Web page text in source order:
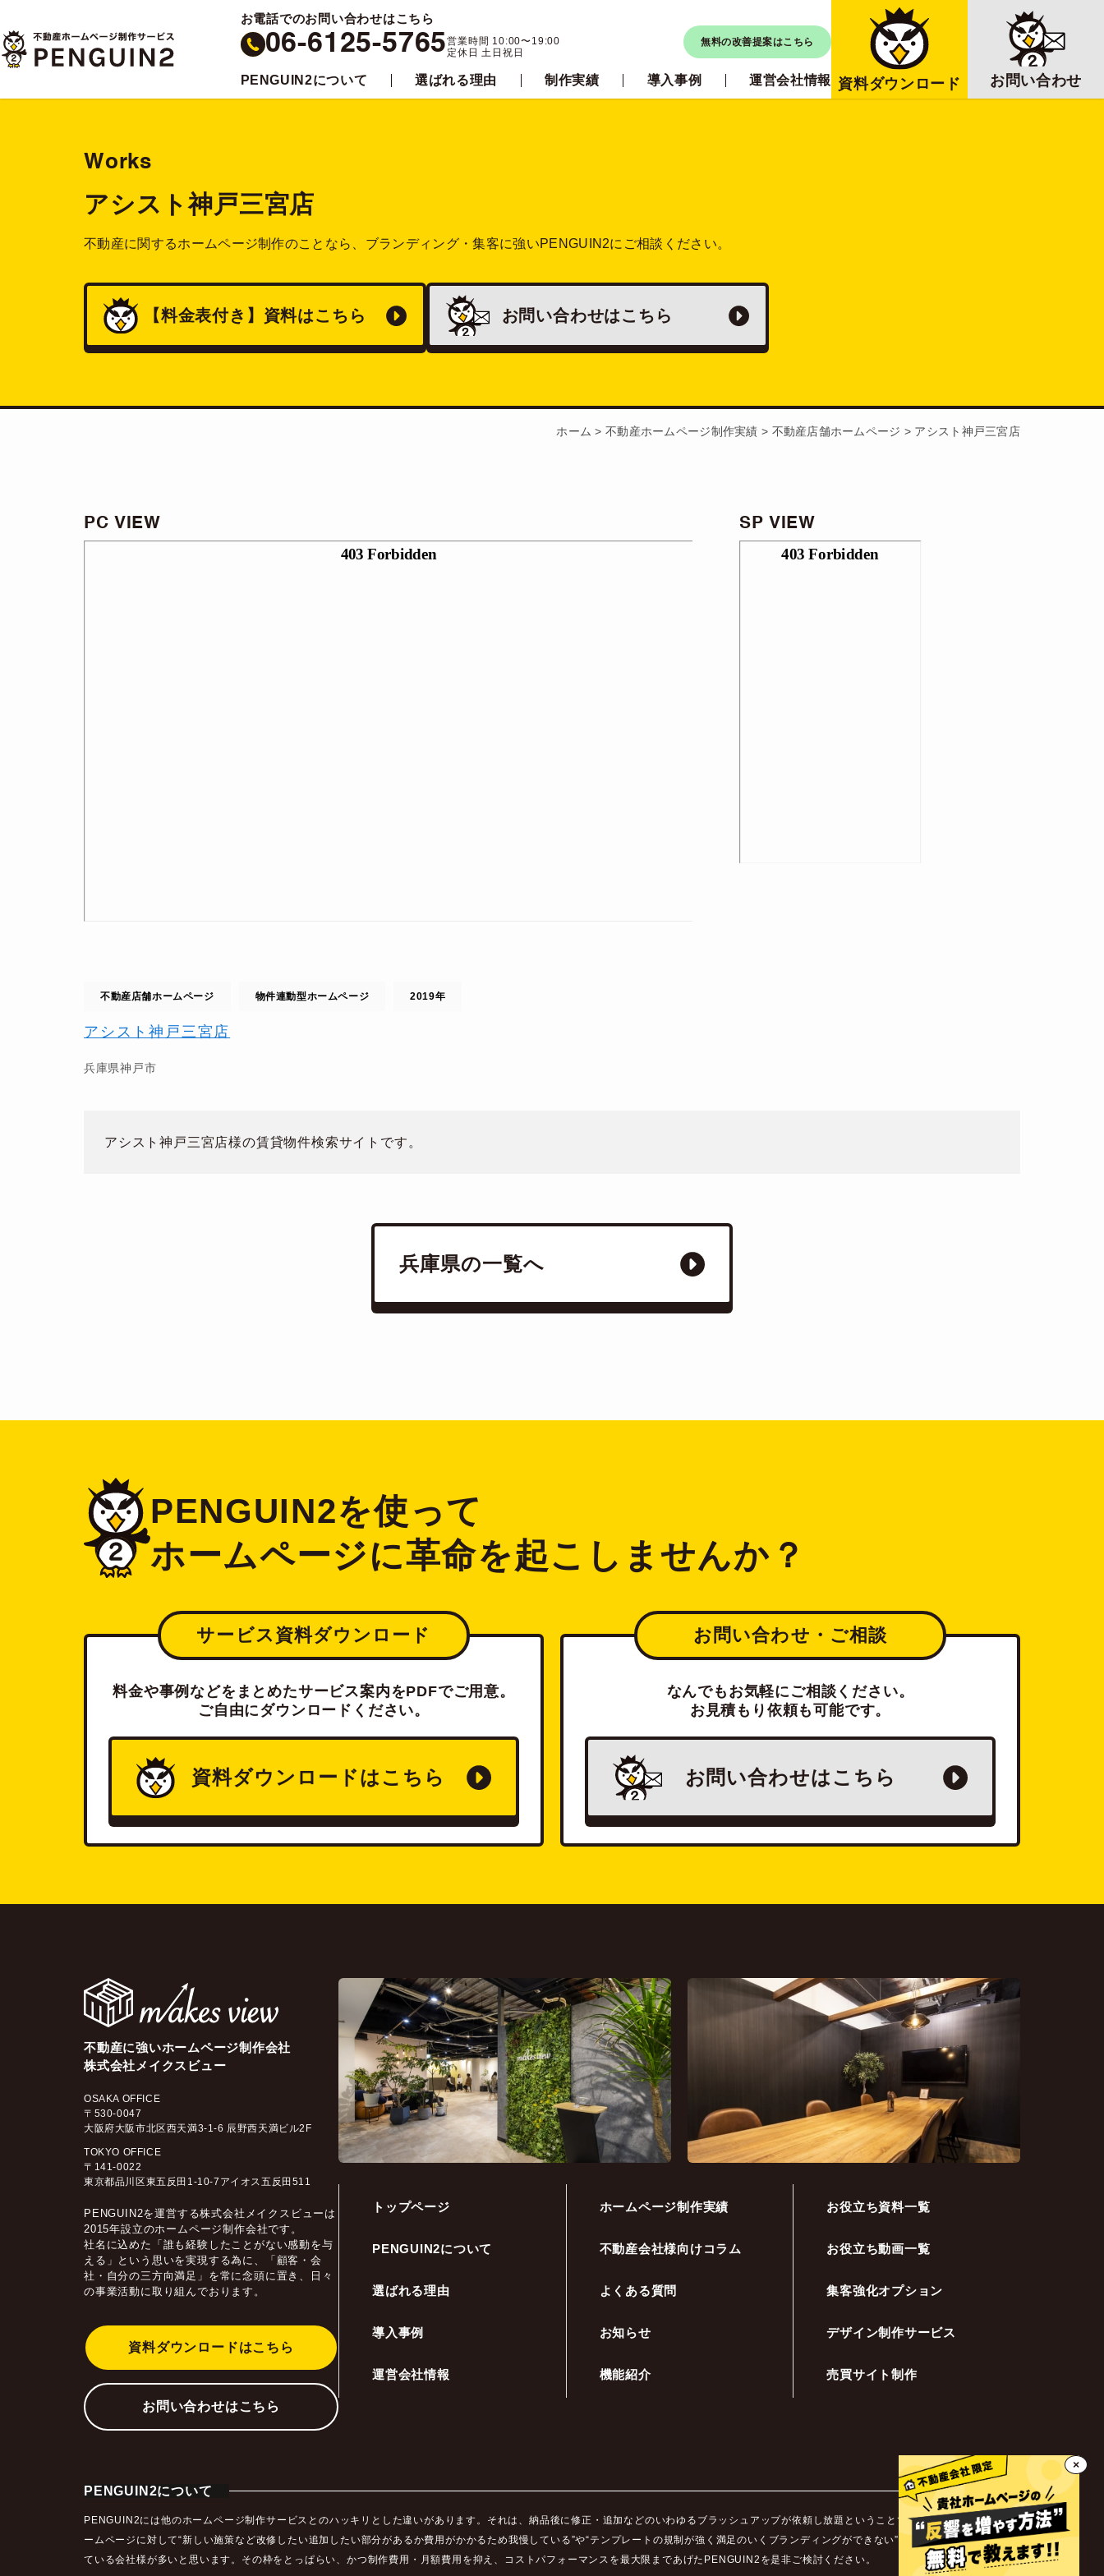
お電話でのお問い合わせはこちら
06-6125-5765営業時間 10:00〜19:00
定休日 土日祝日
無料の改善提案はこちら
PENGUIN2について 選ばれる理由 制作実績 導入事例 運営会社情報 資料ダウンロード お問い合わせ
Works
アシスト神戸三宮店
不動産に関するホームページ制作のことなら、 ブランディング・集客に強いPENGUIN2にご相談ください。
【料金表付き】 資料はこちら お問い合わせはこちら
ホーム >不動産ホームページ制作実績 > 不動産店舗ホームページ > アシスト神戸三宮店
PC VIEW SP VIEW
不動産店舗ホームページ 物件連動型ホームページ 2019年
アシスト神戸三宮店
兵庫県神戸市
アシスト神戸三宮店様の賃貸物件検索サイトです。
兵庫県の一覧へ
PENGUIN2を使って
ホームページに革命を起こしませんか？
サービス資料ダウンロード
料金や事例などをまとめたサービス案内をPDFでご用意。
ご自由にダウンロードください。
資料ダウンロードはこちら
お問い合わせ・ご相談
なんでもお気軽にご相談ください。
お見積もり依頼も可能です。
お問い合わせはこちら
不動産に強いホームページ制作会社
株式会社メイクスビュー
OSAKA OFFICE
〒530-0047
大阪府大阪市北区西天満3-1-6 辰野西天満ビル2F
TOKYO OFFICE
〒141-0022
東京都品川区東五反田1-10-7アイオス五反田511
PENGUIN2を運営する株式会社メイクスビューは
2015年設立のホームページ制作会社です。
社名に込めた「誰も経験したことがない感動を与
える」という思いを実現する為に、「顧客・会
社・自分の三方向満足」を常に念頭に置き、日々
の事業活動に取り組んでおります。
資料ダウンロードはこちら
お問い合わせはこちら
トップページ
PENGUIN2について
選ばれる理由
導入事例
運営会社情報
ホームページ制作実績
不動産会社様向けコラム
よくある質問
お知らせ
機能紹介
お役立ち資料一覧
お役立ち動画一覧
集客強化オプション
デザイン制作サービス
売買サイト制作
PENGUIN2について
PENGUIN2には他のホームページ制作サービスとのハッキリとした違いがあります。それは、納品後に修正・追加などのいわゆるブラッシュアップが依頼し放題ということです。不動産業界ではホ
ームページに対して“新しい施策など改修したい追加したい部分があるか費用がかかるため我慢している”や“テンプレートの規制が強く満足のいくブランディングができない”などといった悩みを抱え
ている会社様が多いと思います。その枠をとっぱらい、かつ制作費用・月額費用を抑え、コストパフォーマンスを最大限まであげたPENGUIN2を是非ご検討ください。
×